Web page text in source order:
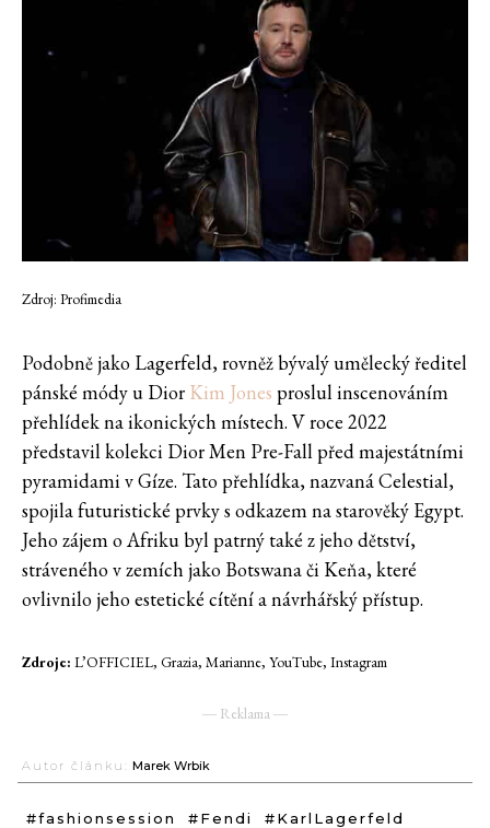
Zdroj: Profimedia
Podobně jako Lagerfeld, rovněž bývalý umělecký ředitel
pánské módy u Dior Kim Jones proslul inscenováním
přehlídek na ikonických místech. V roce 2022
představil kolekci Dior Men Pre-Fall před majestátními
pyramidami v Gíze. Tato přehlídka, nazvaná Celestial,
spojila futuristické prvky s odkazem na starověký Egypt.
Jeho zájem o Afriku byl patrný také z jeho dětství,
stráveného v zemích jako Botswana či Keňa, které
ovlivnilo jeho estetické cítění a návrhářský přístup.
Zdroje: L’OFFICIEL, Grazia, Marianne, YouTube, Instagram
― Reklama ―
Autor článku: Marek Wrbik
#fashionsession #Fendi
#KarlLagerfeld